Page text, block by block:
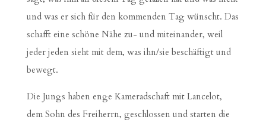
und was er sich für den kommenden Tag wünscht. Das
schafft eine schöne Nähe zu- und miteinander, weil
jeder jeden sieht mit dem, was ihn/sie beschäftigt und
bewegt.
Die Jungs haben enge Kameradschaft mit Lancelot,
dem Sohn des Freiherrn, geschlossen und starten die